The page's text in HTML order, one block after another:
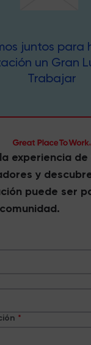
juntos para
un Gran
Trabajar
experiencia de
y
puede ser